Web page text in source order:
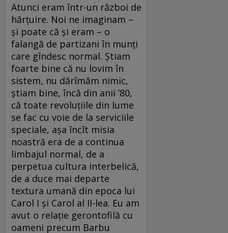
Atunci eram într-un război de
hărțuire. Noi ne imaginam –
și poate că și eram – o
falangă de partizani în munți
care gîndesc normal. Știam
foarte bine că nu lovim în
sistem, nu dărîmăm nimic,
știam bine, încă din anii ’80,
că toate revoluțiile din lume
se fac cu voie de la serviciile
speciale, așa încît misia
noastră era de a continua
limbajul normal, de a
perpetua cultura interbelică,
de a duce mai departe
textura umană din epoca lui
Carol I și Carol al II-lea. Eu am
avut o relație gerontofilă cu
oameni precum Barbu